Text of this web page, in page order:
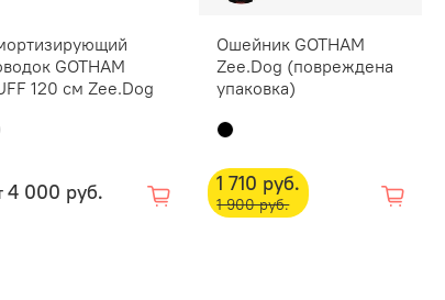
GOTHAM
120 см Zee.Dog
4 000 руб.
Ошейник GOTHAM
Zee.Dog (повреждена
упаковка)
1 710 руб.
1 900 руб.